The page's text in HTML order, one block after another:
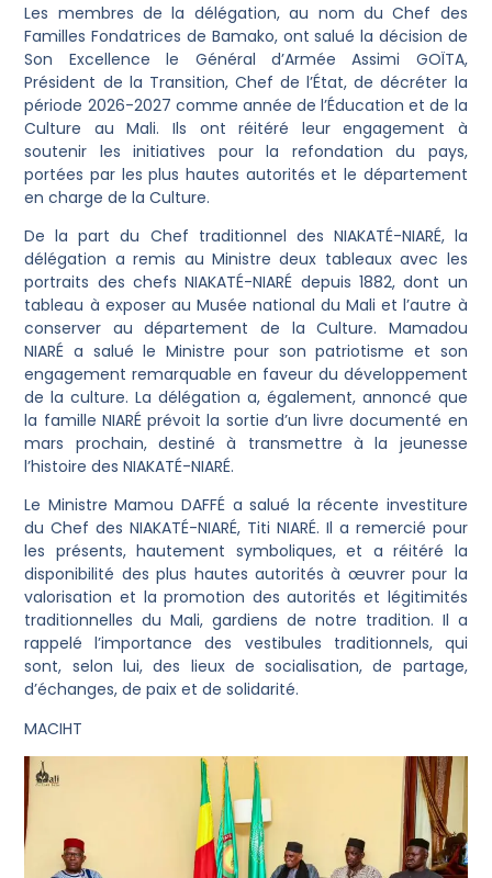
Les membres de la délégation, au nom du Chef des
Familles Fondatrices de Bamako, ont salué la décision de
Son Excellence le Général d’Armée Assimi GOÏTA,
Président de la Transition, Chef de l’État, de décréter la
période 2026-2027 comme année de l’Éducation et de la
Culture au Mali. Ils ont réitéré leur engagement à
soutenir les initiatives pour la refondation du pays,
portées par les plus hautes autorités et le département
en charge de la Culture.
De la part du Chef traditionnel des NIAKATÉ-NIARÉ, la
délégation a remis au Ministre deux tableaux avec les
portraits des chefs NIAKATÉ-NIARÉ depuis 1882, dont un
tableau à exposer au Musée national du Mali et l’autre à
conserver au département de la Culture. Mamadou
NIARÉ a salué le Ministre pour son patriotisme et son
engagement remarquable en faveur du développement
de la culture. La délégation a, également, annoncé que
la famille NIARÉ prévoit la sortie d’un livre documenté en
mars prochain, destiné à transmettre à la jeunesse
l’histoire des NIAKATÉ-NIARÉ.
Le Ministre Mamou DAFFÉ a salué la récente investiture
du Chef des NIAKATÉ-NIARÉ, Titi NIARÉ. Il a remercié pour
les présents, hautement symboliques, et a réitéré la
disponibilité des plus hautes autorités à œuvrer pour la
valorisation et la promotion des autorités et légitimités
traditionnelles du Mali, gardiens de notre tradition. Il a
rappelé l’importance des vestibules traditionnels, qui
sont, selon lui, des lieux de socialisation, de partage,
d’échanges, de paix et de solidarité.
MACIHT